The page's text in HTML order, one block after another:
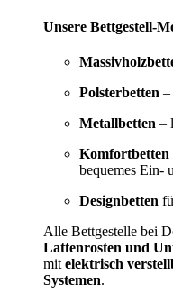
Unsere Bettgestell-
Polsterbetten –
Metallbetten –
Komfortbetten
bequemes Ein-
Designbetten
Alle Bettgestelle bei
Lattenrosten und
mit elektrisch
Systemen.